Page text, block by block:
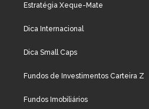
Estratégia Xeque-Mate
Dica Internacional
Dica Small Caps
Fundos de Investimentos Carteira Z
Fundos Imobiliários